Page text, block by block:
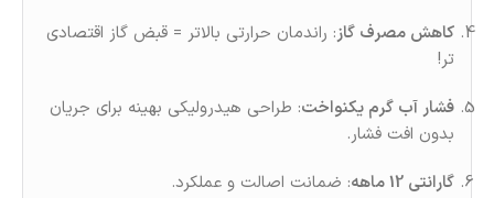
کاهش مصرف گاز: راندمان حرارتی بالاتر = قبض گاز اقتصادی
تر!
فشار آب گرم یکنواخت: طراحی هیدرولیکی بهینه برای جریان
بدون افت فشار.
گارانتی 12 ماهه
: ضمانت اصالت و عملکرد.